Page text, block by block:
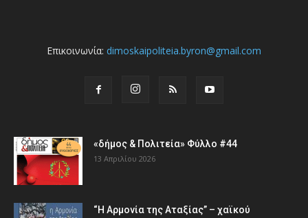
Επικοινωνία: dimoskaipoliteia.byron@gmail.com
«δήμος & Πολιτεία» Φύλλο #44
13 Απριλίου 2026
“Η Αρμονία της Αταξίας” – χαϊκού